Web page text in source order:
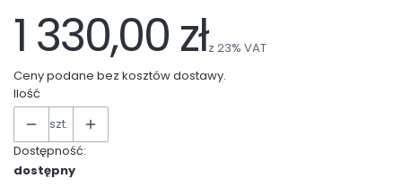
1 330,00 złz 23% VAT
Ceny podane bez kosztów dostawy.
Ilość
szt.
Dostępność:
dostępny